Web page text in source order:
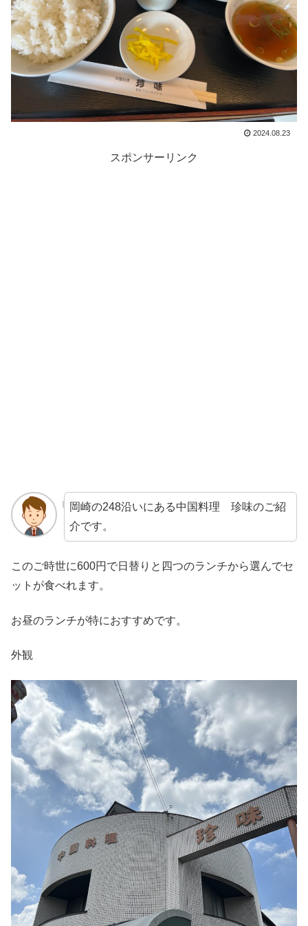
2024.08.23
スポンサーリンク
岡崎の248沿いにある中国料理 珍味のご紹
介です。
このご時世に600円で日替りと四つのランチから選んでセ
ットが食べれます。
お昼のランチが特におすすめです。
外観